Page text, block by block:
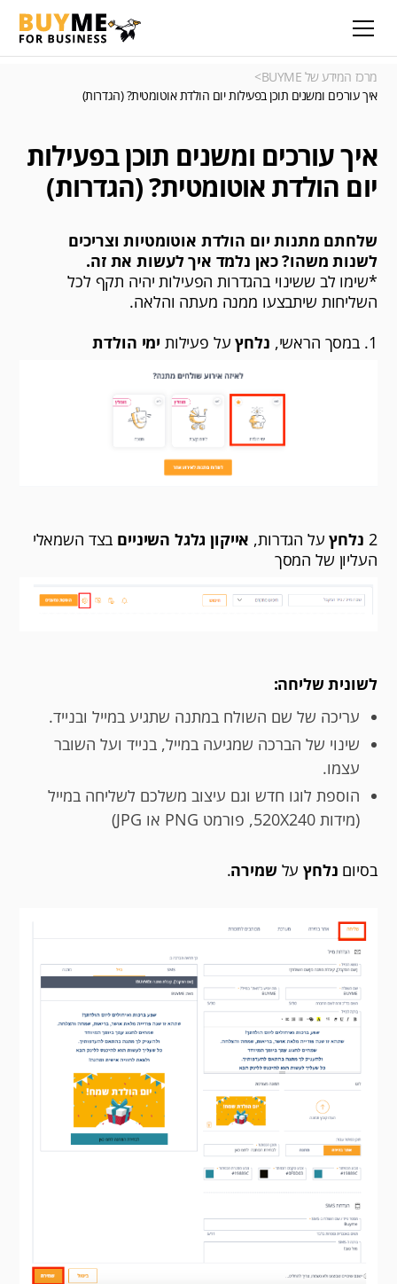
מרכז המידע של BUYME
>
איך עורכים ומשנים תוכן בפעילות יום הולדת אוטומטית? (הגדרות)
איך עורכים ומשנים תוכן בפעילות
יום הולדת אוטומטית? (הגדרות)
שלחתם מתנות יום הולדת אוטומטיות וצריכים
לשנות משהו? כאן נלמד איך לעשות את זה.
*שימו לב ששינוי בהגדרות הפעילות יהיה תקף לכל
השליחות שיתבצעו ממנה מעתה והלאה.
1. במסך הראשי,
נלחץ על פעילות ימי הולדת
2 נלחץ על הגדרות, אייקון גלגל השיניים בצד השמאלי
העליון של המסך
לשונית שליחה:
עריכה של שם השולח במתנה שתגיע במייל ובנייד.
שינוי של הברכה שמגיעה במייל, בנייד ועל השובר
עצמו.
הוספת לוגו חדש וגם עיצוב משלכם לשליחה במייל
(מידות 520X240, פורמט PNG או JPG)
בסיום נלחץעל שמירה.